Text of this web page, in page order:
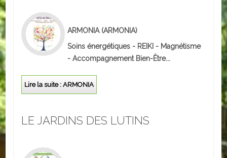
ACTUALITÉS
ECOLES
Ecole privée
Loisirs et animations
ARMONIA(ARMONIA)
Soins énergétiques - REIKI - Magnétisme
- Accompagnement Bien-Être...
Lire la suite : ARMONIA
LE JARDINS DES LUTINS